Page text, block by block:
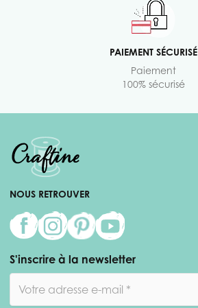
PAIEMENT SÉCURISÉ
Paiement
100% sécurisé
NOUS RETROUVER
S'inscrire à la newsletter